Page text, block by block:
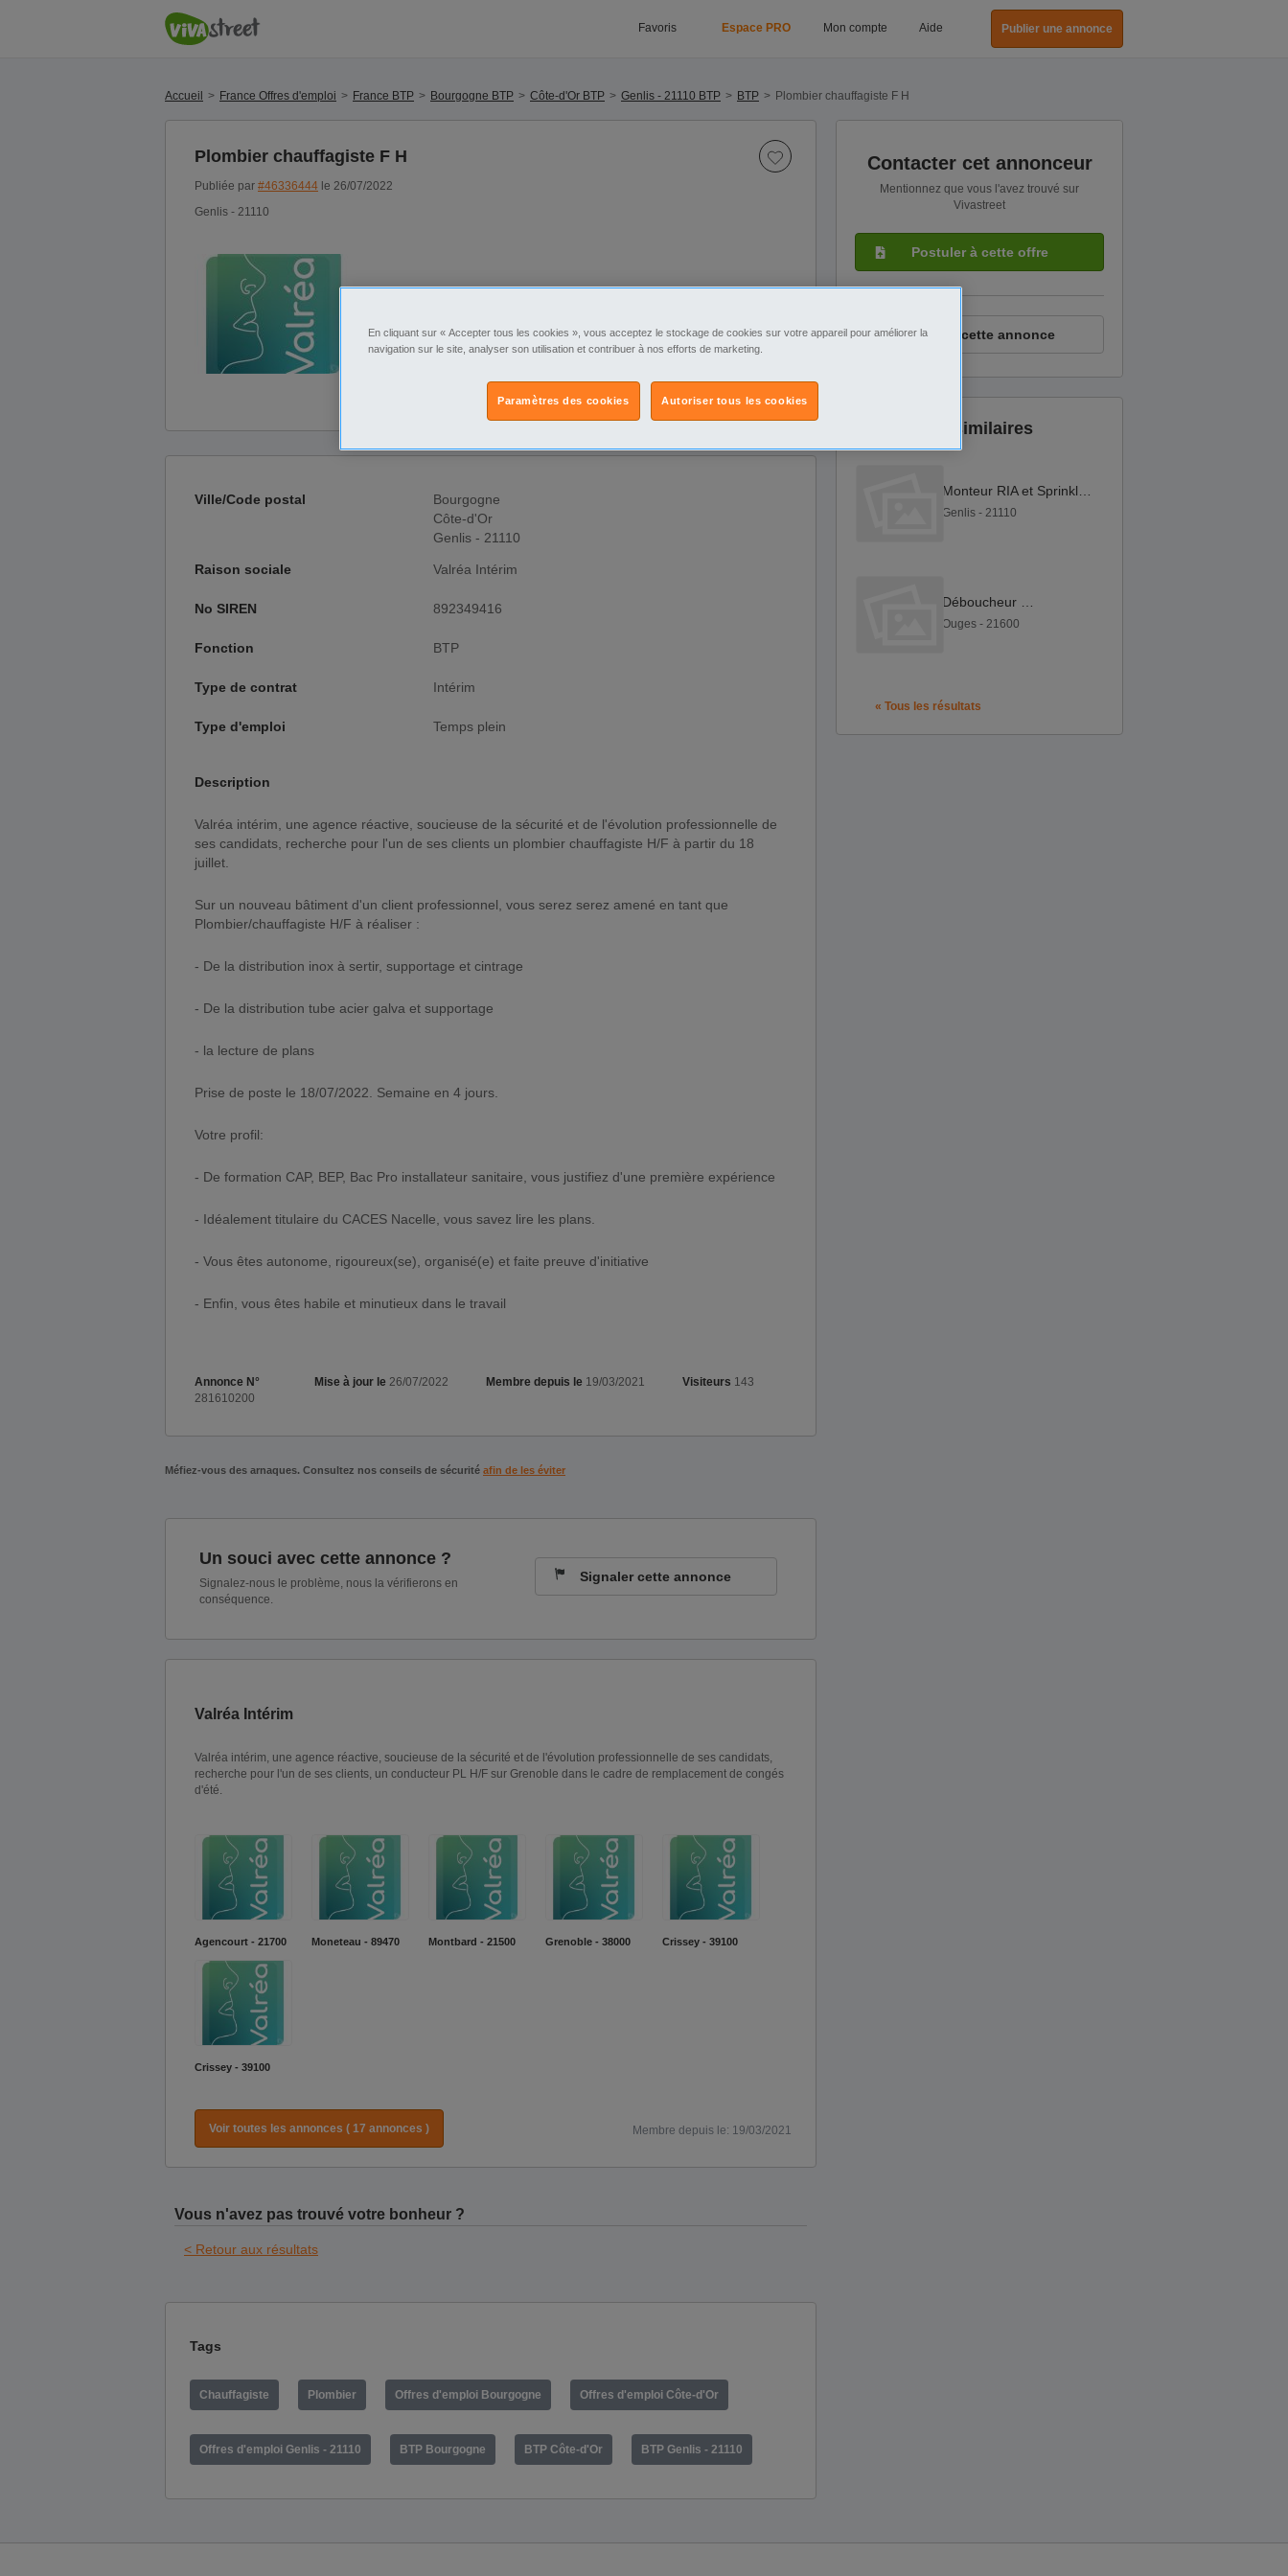
Favoris Espace PRO Mon compte Aide Publier une annonce
Accueil France Offres d'emploi France BTP Bourgogne BTP Côte-d'Or BTP Genlis - 21110 BTP BTP Plombier chauffagiste F H
Plombier chauffagiste F H
Publiée par #46336444 le 26/07/2022
Genlis - 21110
Ville/Code postal
Bourgogne
Côte-d'Or
Genlis - 21110
Raison sociale Valréa Intérim
No SIREN 892349416
Fonction BTP
Type de contrat Intérim
Type d'emploi Temps plein
Description
Valréa intérim, une agence réactive, soucieuse de la sécurité et de l'évolution professionnelle de
ses candidats, recherche pour l'un de ses clients un plombier chauffagiste H/F à partir du 18
juillet.
Sur un nouveau bâtiment d'un client professionnel, vous serez serez amené en tant que
Plombier/chauffagiste H/F à réaliser :
- De la distribution inox à sertir, supportage et cintrage
- De la distribution tube acier galva et supportage
- la lecture de plans
Prise de poste le 18/07/2022. Semaine en 4 jours.
Votre profil:
- De formation CAP, BEP, Bac Pro installateur sanitaire, vous justifiez d'une première expérience
- Idéalement titulaire du CACES Nacelle, vous savez lire les plans.
- Vous êtes autonome, rigoureux(se), organisé(e) et faite preuve d'initiative
- Enfin, vous êtes habile et minutieux dans le travail
Annonce N°
281610200
Mise à jour le 26/07/2022 Membre depuis le 19/03/2021 Visiteurs 143
Méfiez-vous des arnaques. Consultez nos conseils de sécurité afin de les éviter
Un souci avec cette annonce ?
Signalez-nous le problème, nous la vérifierons en
conséquence.
Signaler cette annonce
Valréa Intérim
Valréa intérim, une agence réactive, soucieuse de la sécurité et de l'évolution professionnelle de ses candidats,
recherche pour l'un de ses clients, un conducteur PL H/F sur Grenoble dans le cadre de remplacement de congés
d'été.
Agencourt - 21700 Moneteau - 89470 Montbard - 21500 Grenoble - 38000 Crissey - 39100
Crissey - 39100
Voir toutes les annonces ( 17 annonces ) Membre depuis le: 19/03/2021
Vous n'avez pas trouvé votre bonheur ?
< Retour aux résultats
Contacter cet annonceur
Mentionnez que vous l'avez trouvé sur
Vivastreet
Postuler à cette offre
Signaler cette annonce
Annonces similaires
Genlis - 21110
Ouges - 21600
« Tous les résultats
Tags
Chauffagiste Plombier Offres d'emploi Bourgogne Offres d'emploi Côte-d'Or
Offres d'emploi Genlis - 21110 BTP Bourgogne BTP Côte-d'Or BTP Genlis - 21110
En cliquant sur « Accepter tous les cookies », vous acceptez le stockage de cookies sur votre appareil pour améliorer la
navigation sur le site, analyser son utilisation et contribuer à nos efforts de marketing.
Autoriser tous les cookies
Paramètres des cookies